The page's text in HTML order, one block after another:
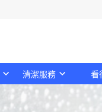
清潔服務 看